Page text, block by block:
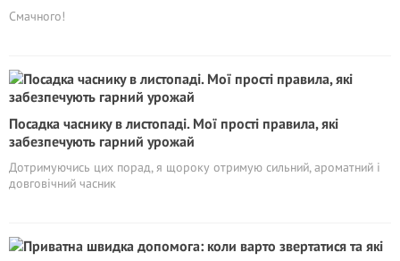
Смачного!
Посадка часнику в листопаді. Мої прості правила, які
забезпечують гарний урожай
Дотримуючись цих порад, я щороку отримую сильний, ароматний і
довговічний часник